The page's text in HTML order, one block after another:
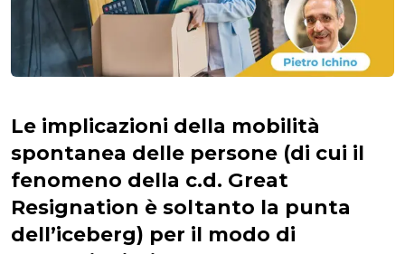
Le implicazioni della mobilità
spontanea delle persone (di cui il
fenomeno della c.d. Great
Resignation è soltanto la punta
dell’iceberg) per il modo di